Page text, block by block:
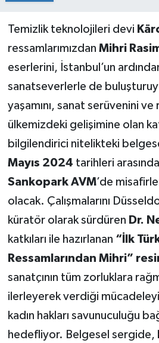
Temizlik teknolojileri devi
ressamlarımızdan Mihri
eserlerini, İstanbul’un
sanatseverlerle de
yaşamını, sanat serüvenini ve
ülkemizdeki gelişimine olan
bilgilendirici nitelikteki
Mayıs 2024 tarihleri arasında
Sankopark AVM’de
olacak. Çalışmalarını
küratör olarak sürdüren Dr.
katkıları ile hazırlanan “İlk
Ressamlarından Mihri”
sanatçının tüm zorluklara
ilerleyerek verdiği
kadın hakları savunuculuğu
hedefliyor. Belgesel sergide,